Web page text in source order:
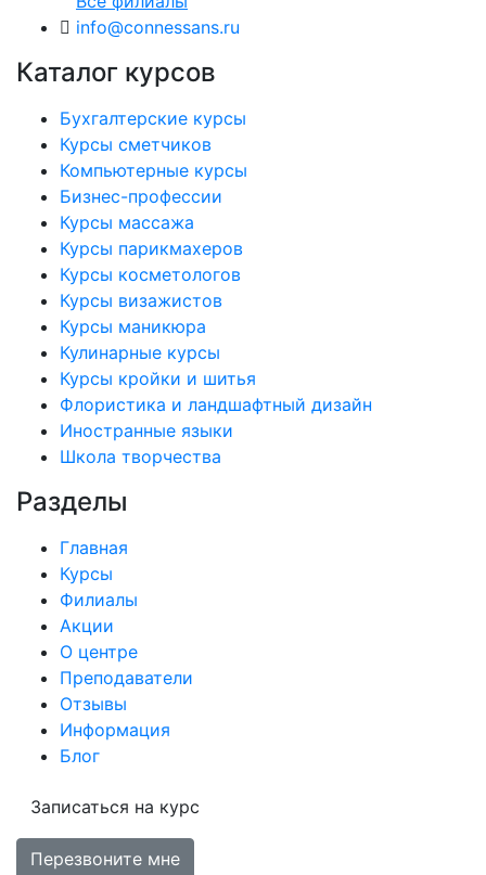
info@connessans.ru
Каталог курсов
Бухгалтерские курсы
Курсы сметчиков
Компьютерные курсы
Бизнес-профессии
Курсы массажа
Курсы парикмахеров
Курсы косметологов
Курсы визажистов
Курсы маникюра
Кулинарные курсы
Курсы кройки и шитья
Флористика и ландшафтный дизайн
Иностранные языки
Школа творчества
Разделы
Главная
Курсы
Филиалы
Акции
О центре
Преподаватели
Отзывы
Информация
Блог
Записаться на курс
Перезвоните мне